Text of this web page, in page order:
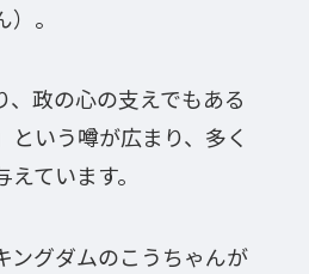
。
、政の心の支えでもある
という噂が広まり、多く
ています。
ングダムのこうちゃんが